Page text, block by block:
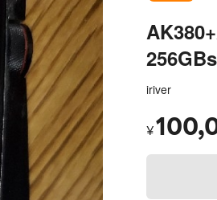
iriver
¥